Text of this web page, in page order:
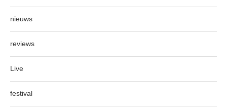
nieuws
reviews
Live
festival